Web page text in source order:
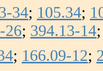
34; 105.34;
26; 394.13-14
; 166.09-12;